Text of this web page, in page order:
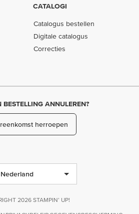
CATALOGI
Catalogus bestellen
Digitale catalogus
Correcties
BESTELLING ANNULEREN?
herroepen
Nederland
2026 STAMPIN’ UP!